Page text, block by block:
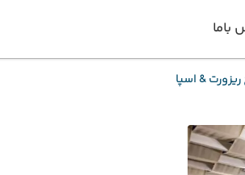
باما
& اسپا